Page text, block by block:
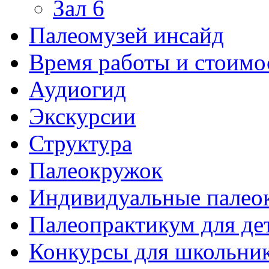
Зал 6
Палеомузей инсайд
Время работы и
Аудиогид
Экскурсии
Структура
Палеокружок
Индивидуальные
Палеопрактикум для
Конкурсы для